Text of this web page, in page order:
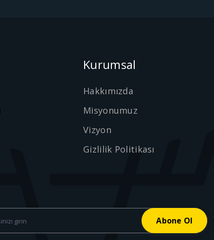
Kurumsal
Hakkımızda
Misyonumuz
Vizyon
Gizlilik Politikası